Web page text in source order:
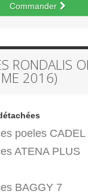
Commander
RONDALIS
2016)
poeles CADEL
ATENA PLUS
BAGGY 7